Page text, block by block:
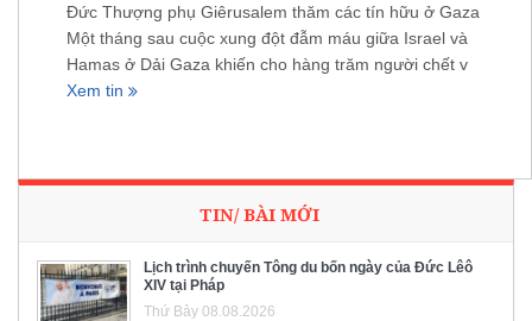
Đức Thượng phụ Giêrusalem thăm các tín hữu ở Gaza
Một tháng sau cuộc xung đột đẫm máu giữa Israel và
Hamas ở Dải Gaza khiến cho hàng trăm người chết v
Xem tin
TIN/ BÀI MỚI
Lịch trình chuyến Tông du bốn ngày của Đức Lêô
XIV tại Pháp
Thứ Bảy 08.08.2026